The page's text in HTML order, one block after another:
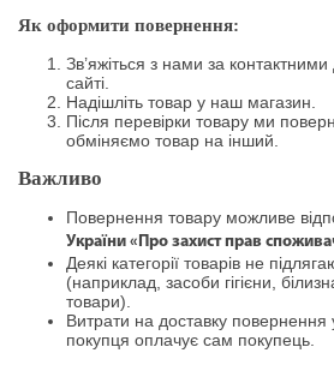
Як оформити повернення:
Зв’яжіться з нами за
сайті.
Надішліть товар у наш магазин.
Після перевірки товару ми
обміняємо товар на інший.
Важливо
Повернення товару можливе
України «Про захист прав
Деякі категорії товарів не
(наприклад, засоби гігієни,
товари).
Витрати на доставку повернення
покупця оплачує сам покупець.